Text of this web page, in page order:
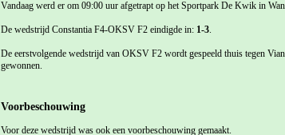
Vandaag werd er om 09:00 uur afgetrapt op het Sportpark De Kwik in
De wedstrijd Constantia F4-OKSV F2 eindigde in: 1-3.
De eerstvolgende wedstrijd van OKSV F2 wordt gespeeld thuis tegen
gewonnen.
Voorbeschouwing
Voor deze wedstrijd was ook een voorbeschouwing gemaakt.